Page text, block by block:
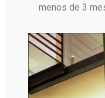
menos de 3